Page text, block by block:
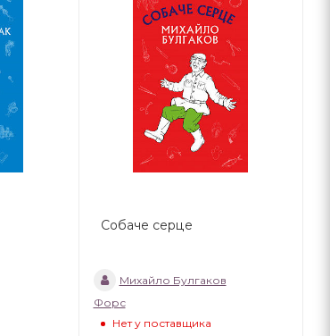
Собаче серце
Михайло Булгаков
Форс
Нет у поставщика